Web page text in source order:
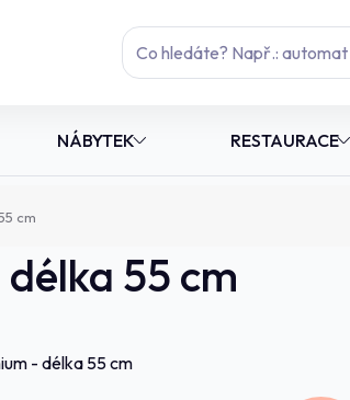
NÁBYTEK RESTAURACE
cm
55 cm